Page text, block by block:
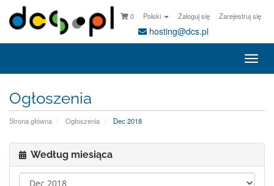
0 Polski Zaloguj się Zarejestruj się
hosting@dcs.pl
Ogłoszenia
Strona główna Ogłoszenia Dec 2018
Według miesiąca